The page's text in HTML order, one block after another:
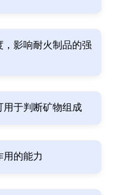
影响耐火制品的强
用于判断矿物组成
用的能力